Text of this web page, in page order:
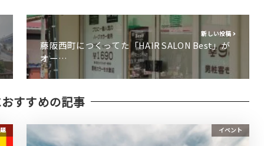
新しい投稿
藤阪西町につくってた「HAIR SALON Best」が
オー…
すすめの記事
イベント